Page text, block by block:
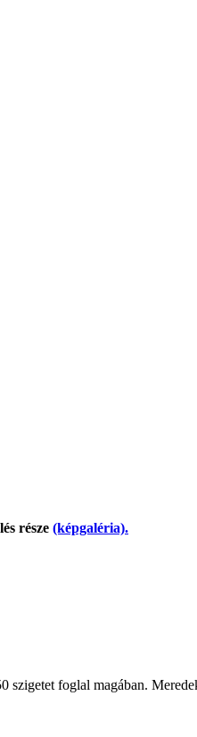
része (képgaléria).
foglal magában.